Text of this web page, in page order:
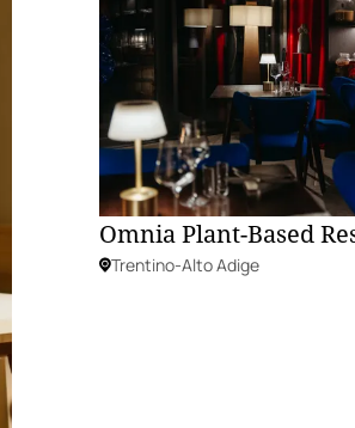
Omnia Plant-Based
Trentino-Alto Adige